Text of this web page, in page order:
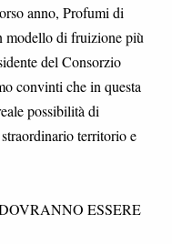
anno, Profumi di
modello di fruizione più
del Consorzio
convinti che in questa
possibilità di
territorio e
ESSERE